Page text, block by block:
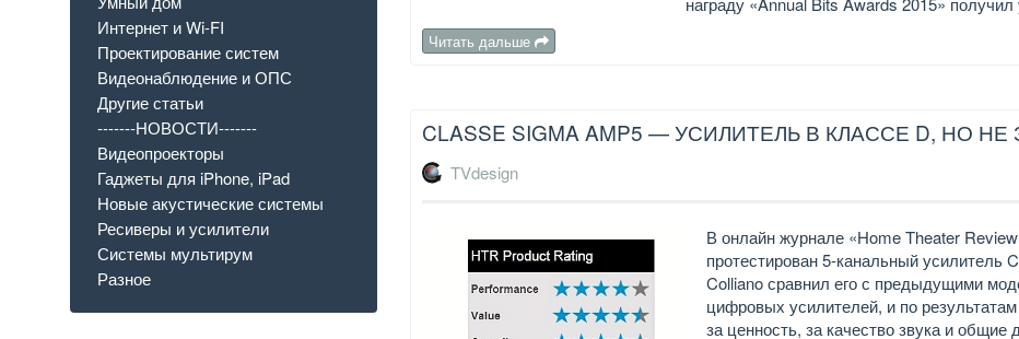
Читать дальше
CLASSE SIGMA AMP5 — УСИЛИТЕЛЬ В КЛАССЕ D, НО
TVdesign
В онлайн журнале «Home Theater
протестирован 5-канальный усилитель
Colliano сравнил его с предыдущими
цифровых усилителей, и по
за ценность, за качество звука и
Интернет и Wi-FI
Проектирование систем
Видеонаблюдение и ОПС
Другие статьи
-------НОВОСТИ-------
Видеопроекторы
Гаджеты для iPhone, iPad
Новые акустические системы
Ресиверы и усилители
Системы мультирум
Разное